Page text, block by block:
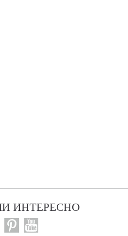
ИНТЕРЕСНО